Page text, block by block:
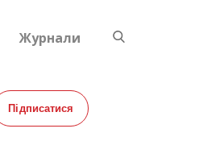
Журнали
Підписатися